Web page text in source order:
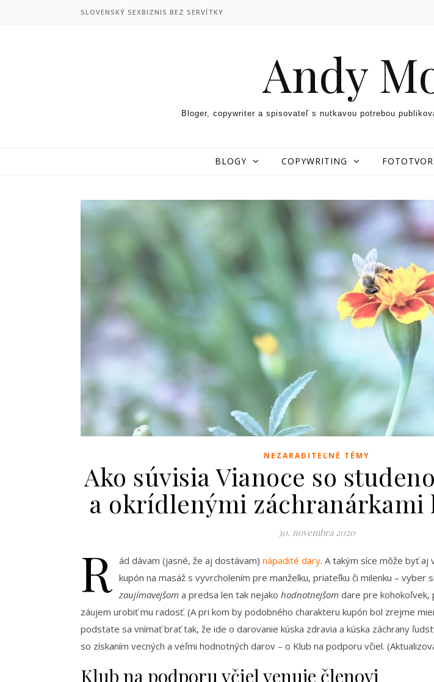
SLOVENSKÝ SEXBIZNIS BEZ SERVÍTKY
Andy
Bloger, copywriter a spisovateľ s nutkavou potrebou
BLOGY COPYWRITING
NEZARADITEĽNÉ TÉMY
Ako súvisia Vianoce so
a okrídlenými záchranárkami
30. novembra 2020
R ád dávam (jasné, že aj dostávam) nápadité dary. A takým síce môže byť
kupón na masáž s vyvrcholením pre manželku, priateľku či milenku – vyber
zaujímavejšom a predsa len tak nejako hodnotnejšom dare pre kohokoľvek,
záujem urobiť mu radosť. (A pri kom by podobného charakteru kupón bol zrejme
podstate sa vnímať brať tak, že ide o darovanie kúska zdravia a kúska záchrany
so získaním vecných a veľmi hodnotných darov – o Klub na podporu včiel.
Klub na podporu včiel venuje členovi